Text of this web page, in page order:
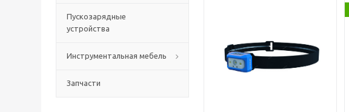
Пускозарядные
устройства
Инструментальная мебель
Запчасти